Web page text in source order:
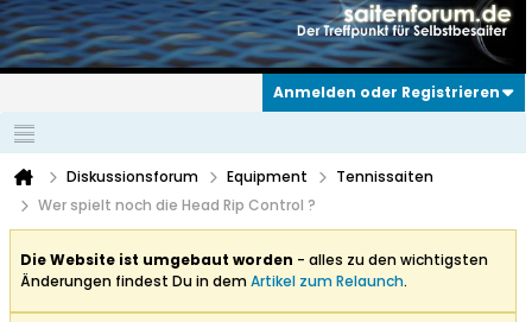
Anmelden oder Registrieren
Diskussionsforum Equipment
Tennissaiten
Wer spielt noch die Head Rip Control ?
Die Website ist umgebaut worden - alles zu den wichtigsten
Änderungen findest Du in demArtikel zum Relaunch.